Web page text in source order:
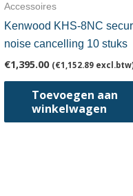
Accessoires
Kenwood KHS-8NC
noise cancelling 10 stuks
€1,395.00 (€1,152.89
Toevoegen aan
winkelwagen